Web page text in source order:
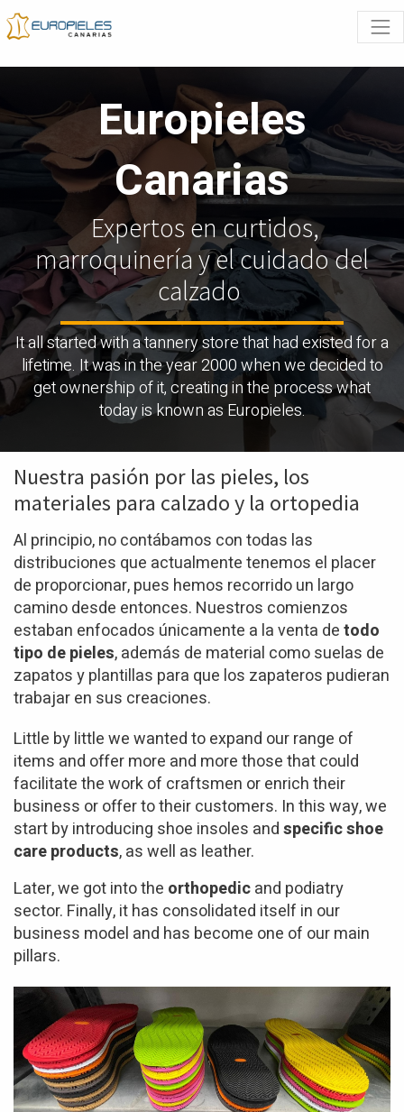
Europieles
Canarias
Expertos en curtidos,
marroquinería y el cuidado del
calzado
It all started with a tannery store that had existed for a
lifetime. It was in the year 2000 when we decided to
get ownership of it, creating in the process what
today is known as Europieles.
Nuestra pasión por las pieles, los
materiales para calzado y la ortopedia
Al principio, no contábamos con todas las
distribuciones que actualmente tenemos el placer
de proporcionar, pues hemos recorrido un largo
camino desde entonces. Nuestros comienzos
estaban enfocados únicamente a la venta detodo
tipo de pieles, además de material como suelas de
zapatos y plantillas para que los zapateros pudieran
trabajar en sus creaciones.
Little by little we wanted to expand our range of
items and offer more and more those that could
facilitate the work of craftsmen or enrich their
business or offer to their customers. In this way, we
start by introducing shoe insoles andspecific shoe
care products, as well as leather.
Later, we got into the orthopedicand podiatry
sector. Finally, it has consolidated itself in our
business model and has become one of our main
pillars.